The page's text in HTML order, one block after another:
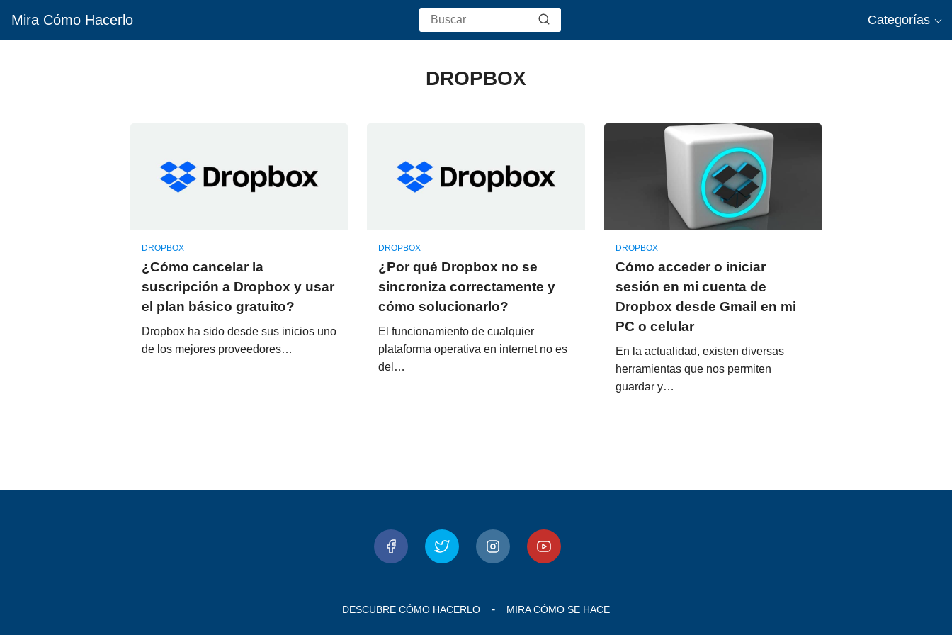
Mira Cómo Hacerlo Categorías
DROPBOX
DROPBOX
¿Cómo cancelar la
suscripción a Dropbox y usar
el plan básico gratuito?
Dropbox ha sido desde sus inicios uno
de los mejores proveedores…
DROPBOX
¿Por qué Dropbox no se
sincroniza correctamente y
cómo solucionarlo?
El funcionamiento de cualquier
plataforma operativa en internet no es
del…
DROPBOX
Cómo acceder o iniciar
sesión en mi cuenta de
Dropbox desde Gmail en mi
PC o celular
En la actualidad, existen diversas
herramientas que nos permiten
guardar y…
DESCUBRE CÓMO HACERLO MIRA CÓMO SE HACE